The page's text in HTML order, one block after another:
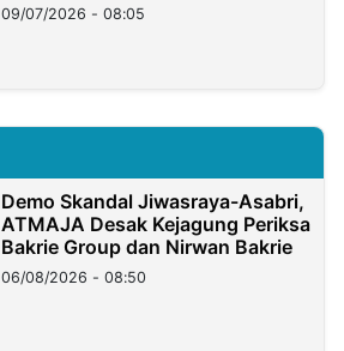
Longsor
09/07/2026 - 08:05
Demo Skandal Jiwasraya-Asabri,
ATMAJA Desak Kejagung Periksa
Bakrie Group dan Nirwan Bakrie
06/08/2026 - 08:50